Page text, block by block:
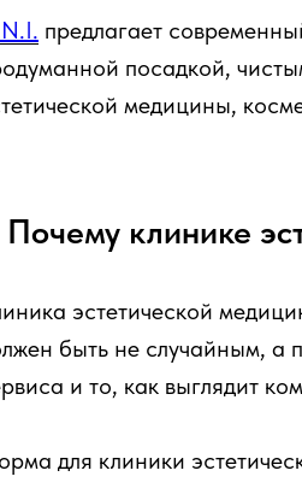
предлагает
посадкой,
медицины,
Почему клинике
эстетической
быть не случайным, а
и то, как выглядит
для клиники